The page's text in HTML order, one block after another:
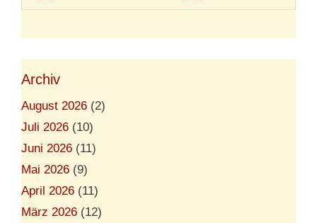
Archiv
August 2026 (2)
Juli 2026 (10)
Juni 2026 (11)
Mai 2026 (9)
April 2026 (11)
März 2026 (12)